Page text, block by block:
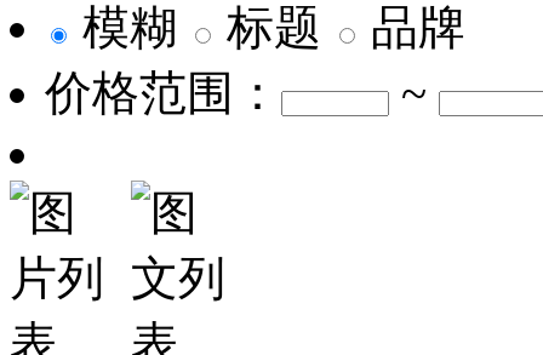
模糊
标题
品牌
价格范围：
~